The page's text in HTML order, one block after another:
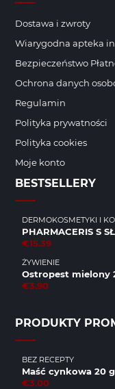
Dostawa i zwroty
Wiarygodna apteka
Bezpieczeństwo
Ochrona danych
Regulamin
Polityka prywatności
Polityka cookies
Moje konto
BESTSELLERY
DERMOKOSMETYKI I
PHARMACERIS S
€15.39
ŻYWIENIE
Ostropest mielony
€3.90
PRODUKTY
BEZ RECEPTY
Maść cynkowa 20 g
€3.00